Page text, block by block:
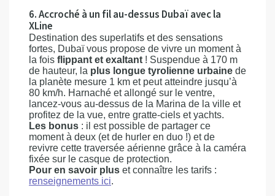
6. Accroché à un fil au-dessus Dubaï avec la
XLine
Destination des superlatifs et des sensations
fortes, Dubaï vous propose de vivre un moment à
la fois flippant et exaltant ! Suspendue à 170 m
de hauteur, la plus longue tyrolienne urbaine de
la planète mesure 1 km et peut atteindre jusqu’à
80 km/h. Harnaché et allongé sur le ventre,
lancez-vous au-dessus de la Marina de la ville et
profitez de la vue, entre gratte-ciels et yachts.
Les bonus : il est possible de partager ce
moment à deux (et de hurler en duo !) et de
revivre cette traversée aérienne grâce à la caméra
fixée sur le casque de protection.
Pour en savoir plus et connaître les tarifs :
renseignements ici.